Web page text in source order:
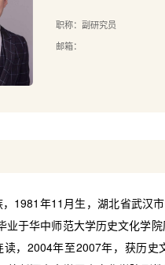
职称：副研究员
邮箱：
年11月生，湖北省武汉市
业于华中师范大学历史文化学
，2004年至2007年，获历